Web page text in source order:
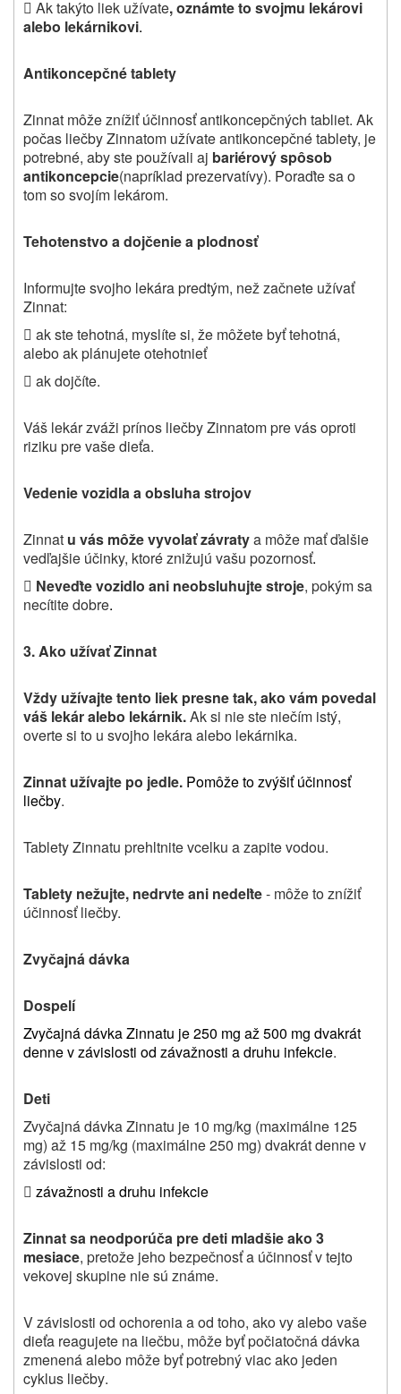
 Ak takýto liek užívate, oznámte to svojmu lekárovi
alebo lekárnikovi.
Antikoncepčné tablety
Zinnat môže znížiť účinnosť antikoncepčných tabliet. Ak
počas liečby Zinnatom užívate antikoncepčné tablety, je
potrebné, aby ste používali aj bariérový spôsob
antikoncepcie(napríklad prezervatívy). Poraďte sa o
tom so svojím lekárom.
Tehotenstvo a dojčenie a plodnosť
Informujte svojho lekára predtým, než začnete užívať
Zinnat:
 ak ste tehotná, myslíte si, že môžete byť tehotná,
alebo ak plánujete otehotnieť
 ak dojčíte.
Váš lekár zváži prínos liečby Zinnatom pre vás oproti
riziku pre vaše dieťa.
Vedenie vozidla a obsluha strojov
Zinnat u vás môže vyvolať závratya môže mať ďalšie
vedľajšie účinky, ktoré znižujú vašu pozornosť.
 Neveďte vozidlo ani neobsluhujte stroje, pokým sa
necítite dobre.
3. Ako užívať Zinnat
Vždy užívajte tento liek presne tak, ako vám povedal
váš lekár alebo lekárnik.Ak si nie ste niečím istý,
overte si to u svojho lekára alebo lekárnika.
Zinnat užívajte po jedle. Pomôže to zvýšiť účinnosť
liečby.
Tablety Zinnatu prehltnite vcelku a zapite vodou.
Tablety nežujte, nedrvte ani nedeľte‑ môže to znížiť
účinnosť liečby.
Zvyčajná dávka
Dospelí
Zvyčajná dávka Zinnatu je 250 mg až 500 mg dvakrát
denne v závislosti od závažnosti a druhu infekcie.
Deti
Zvyčajná dávkaZinnatu je 10 mg/kg (maximálne 125
mg) až 15 mg/kg (maximálne 250 mg) dvakrátdenne v
závislosti od:
 závažnosti a druhu infekcie
Zinnat sa neodporúča pre deti mladšie ako 3
mesiace, pretože jeho bezpečnosť a účinnosť v tejto
vekovej skupine nie sú známe.
V závislosti od ochorenia a od toho, ako vy alebo vaše
dieťa reagujete na liečbu, môže byť počiatočná dávka
zmenená alebo môže byť potrebný viac ako jeden
cyklus liečby.